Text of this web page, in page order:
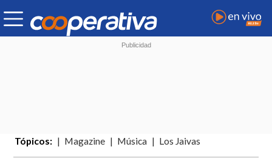
Tópicos: Magazine Música Los Jaivas